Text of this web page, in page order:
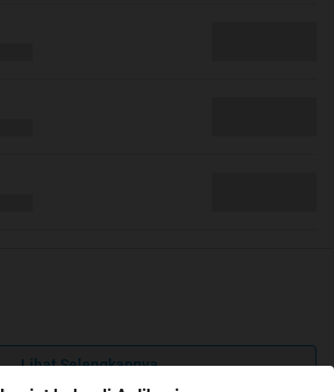
Lihat Selengkapnya